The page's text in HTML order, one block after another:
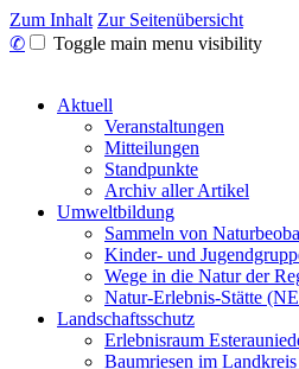
Zum Inhalt Zur Seitenübersicht
✆
Toggle main menu visibility
Aktuell
Veranstaltungen
Mitteilungen
Standpunkte
Archiv aller Artikel
Umweltbildung
Sammeln von
Kinder- und
Wege in die Natur der
Natur-Erlebnis-Stätte
Landschaftsschutz
Erlebnisraum
Baumriesen im